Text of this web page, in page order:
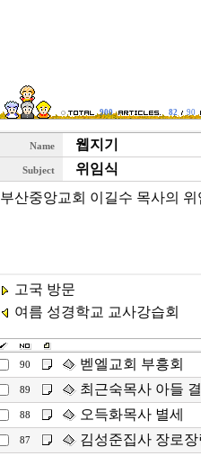
900 82 90
Name 웹지기
Subject
위임식
부산중앙교회 이길수 목사의
고국 방문
여름 성경학교 교사강습회
90 벧엘교회 부흥회
89 최근숙목사 아들
88 오득화목사 별세
87 김성준집사 장로장